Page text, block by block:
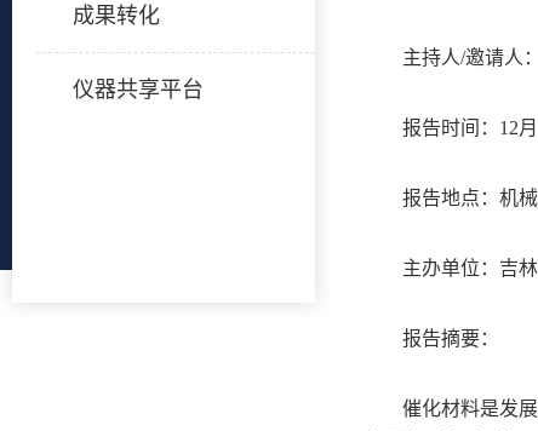
成果转化
仪器共享平台
主持人/邀请人
报告时间：12
报告地点：机
主办单位：吉
报告摘要：
催化材料是发